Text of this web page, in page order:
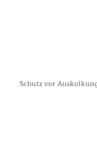
Schutz vor